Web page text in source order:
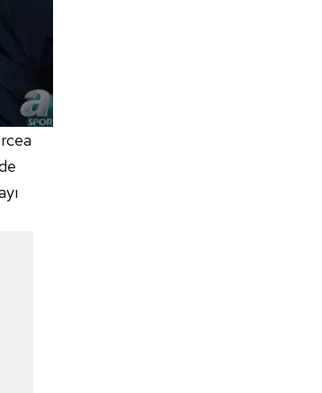
ilişkin detaylı bilgi için Ayarlar
okumak ve sitemizde ilgili